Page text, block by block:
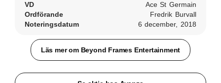
VD
Ace St Germain
Ordförande
Fredrik Burvall
Noteringsdatum
6 december, 2018
Läs mer om Beyond Frames Entertainment